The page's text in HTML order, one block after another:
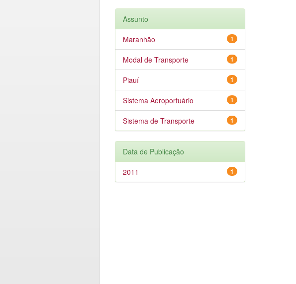
Assunto
1
Maranhão
1
Modal de Transporte
1
Piauí
1
Sistema Aeroportuário
1
Sistema de Transporte
Data de Publicação
1
2011